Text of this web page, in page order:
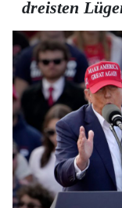
dreisten